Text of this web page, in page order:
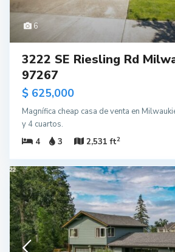
6
3222 SE Riesling Rd
97267
$ 625,000
Magnífica cheap casa de venta en
y 4 cuartos.
4
3 2,531 ft2